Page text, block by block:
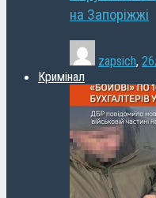
на Запоріжжі
zapsich,
Кримінал